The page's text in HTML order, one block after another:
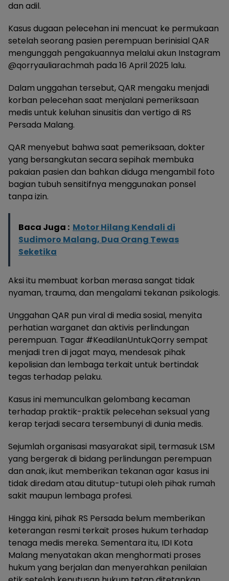
dan adil.
Kasus dugaan pelecehan ini mencuat ke permukaan
setelah seorang pasien perempuan berinisial QAR
mengunggah pengakuannya melalui akun Instagram
@qorryauliarachmah pada 16 April 2025 lalu.
Dalam unggahan tersebut, QAR mengaku menjadi
korban pelecehan saat menjalani pemeriksaan
medis untuk keluhan sinusitis dan vertigo di RS
Persada Malang.
QAR menyebut bahwa saat pemeriksaan, dokter
yang bersangkutan secara sepihak membuka
pakaian pasien dan bahkan diduga mengambil foto
bagian tubuh sensitifnya menggunakan ponsel
tanpa izin.
Baca Juga : Motor Hilang Kendali di
Sudimoro Malang, Dua Orang Tewas
Seketika
Aksi itu membuat korban merasa sangat tidak
nyaman, trauma, dan mengalami tekanan psikologis.
Unggahan QAR pun viral di media sosial, menyita
perhatian warganet dan aktivis perlindungan
perempuan. Tagar #KeadilanUntukQorry sempat
menjadi tren di jagat maya, mendesak pihak
kepolisian dan lembaga terkait untuk bertindak
tegas terhadap pelaku.
Kasus ini memunculkan gelombang kecaman
terhadap praktik-praktik pelecehan seksual yang
kerap terjadi secara tersembunyi di dunia medis.
Sejumlah organisasi masyarakat sipil, termasuk LSM
yang bergerak di bidang perlindungan perempuan
dan anak, ikut memberikan tekanan agar kasus ini
tidak diredam atau ditutup-tutupi oleh pihak rumah
sakit maupun lembaga profesi.
Hingga kini, pihak RS Persada belum memberikan
keterangan resmi terkait proses hukum terhadap
tenaga medis mereka. Sementara itu, IDI Kota
Malang menyatakan akan menghormati proses
hukum yang berjalan dan menyerahkan penilaian